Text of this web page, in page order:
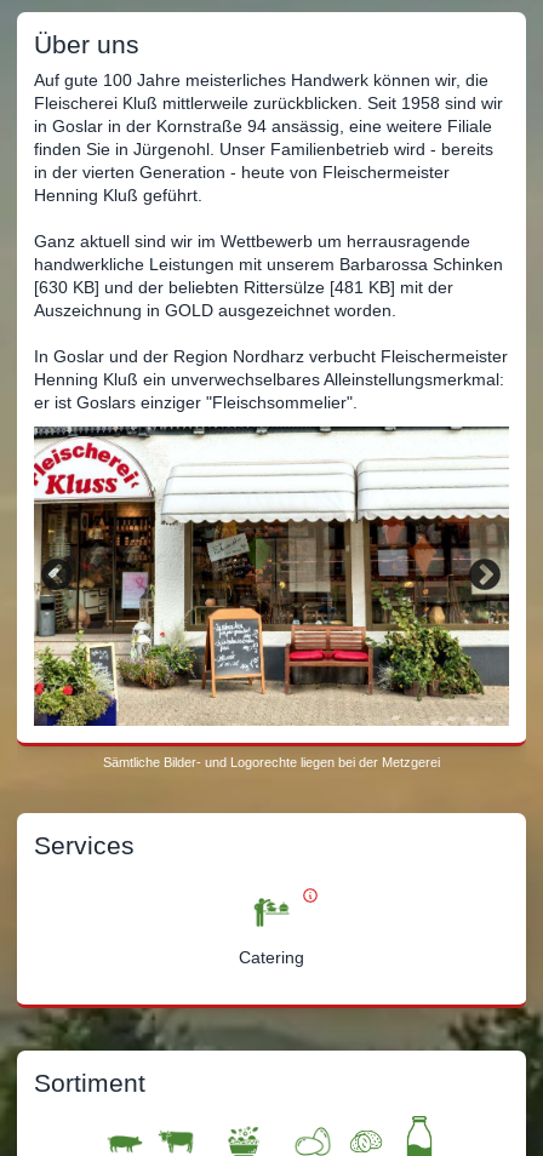
Über uns
Auf gute 100 Jahre meisterliches Handwerk können wir, die
Fleischerei Kluß mittlerweile zurückblicken. Seit 1958 sind wir
in Goslar in der Kornstraße 94 ansässig, eine weitere Filiale
finden Sie in Jürgenohl. Unser Familienbetrieb wird - bereits
in der vierten Generation - heute von Fleischermeister
Henning Kluß geführt.
Ganz aktuell sind wir im Wettbewerb um herrausragende
handwerkliche Leistungen mit unserem Barbarossa Schinken
[630 KB] und der beliebten Rittersülze [481 KB] mit der
Auszeichnung in GOLD ausgezeichnet worden.
In Goslar und der Region Nordharz verbucht Fleischermeister
Henning Kluß ein unverwechselbares Alleinstellungsmerkmal:
er ist Goslars einziger "Fleischsommelier".
Sämtliche Bilder- und Logorechte liegen bei der Metzgerei
Services
Catering
Sortiment